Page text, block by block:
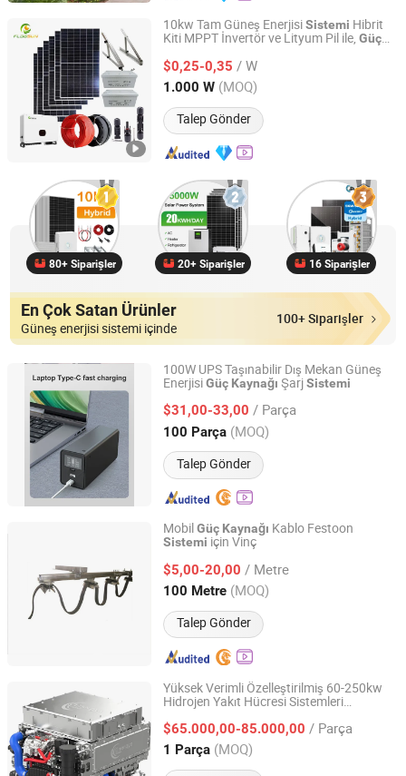
10kw Tam Güneş EnerjisiSistemi Hibrit
Kiti MPPT İnvertör ve Lityum Pil ile, Güç
$0,25-0,35 / W
1.000 W (MOQ)
Talep Gönder
Flagsun (Suzhou) New Energy Co., Ltd.
Jiangsu, China Fiyat 2015
80+ Siparişler 20+ Siparişler 16 Siparişler
En Çok Satan Ürünler
Güneş enerjisi sistemi içinde
100+ Siparişler
100W UPS Taşınabilir Dış Mekan Güneş
EnerjisiGüç Kaynağı ŞarjSistemi
$31,00-33,00 / Parça
100 Parça (MOQ)
Talep Gönder
Shenzhen Just-Solar Co., Ltd.
Guangdong, China Fiyat 2014
Mobil Güç Kaynağı Kablo Festoon
Sistemi için Vinç
$5,00-20,00 / Metre
100 Metre (MOQ)
Talep Gönder
Chongqing Tianbao Conductor Busbar Electrical Co., Ltd.
Chongqing, China Fiyat 2016
Yüksek Verimli Özelleştirilmiş 60-250kw
Hidrojen Yakıt Hücresi Sistemleri
Kamyon için
$65.000,00-85.000,00 / Parça
1 Parça (MOQ)
Energys Technology (Suzhou) Co., Ltd.
Jiangsu, China Fiyat 2026